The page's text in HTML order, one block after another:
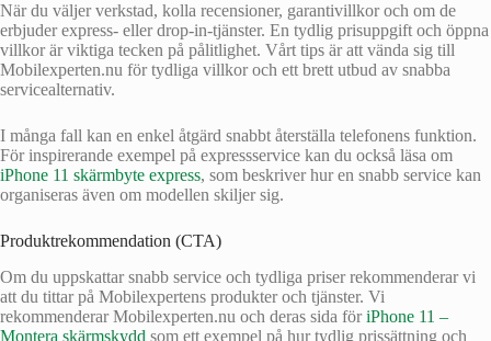
När du väljer verkstad, kolla recensioner, garantivillkor och om de
erbjuder express- eller drop-in-tjänster. En tydlig prisuppgift och öppna
villkor är viktiga tecken på pålitlighet. Vårt tips är att vända sig till
Mobilexperten.nu för tydliga villkor och ett brett utbud av snabba
servicealternativ.
I många fall kan en enkel åtgärd snabbt återställa telefonens funktion.
För inspirerande exempel på expressservice kan du också läsa om
iPhone 11 skärmbyte express, som beskriver hur en snabb service kan
organiseras även om modellen skiljer sig.
Produktrekommendation (CTA)
Om du uppskattar snabb service och tydliga priser rekommenderar vi
att du tittar på Mobilexpertens produkter och tjänster. Vi
rekommenderar Mobilexperten.nu och deras sida föriPhone 11 –
Montera skärmskydd som ett exempel på hur tydlig prissättning och